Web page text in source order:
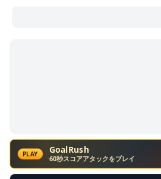
PLAY GoalRush
60秒スコアアタックをプレイ